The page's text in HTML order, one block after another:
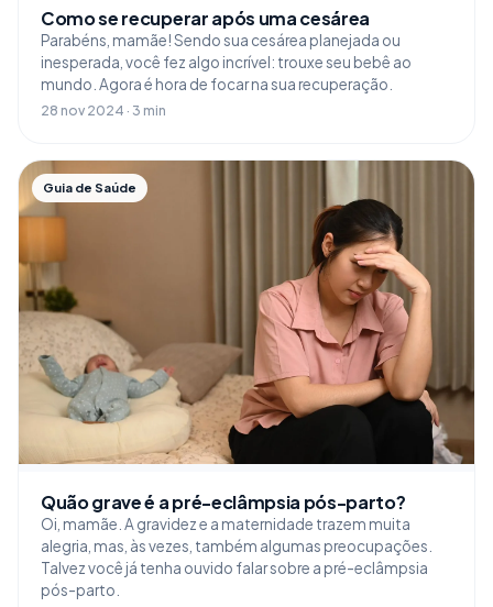
Como se recuperar após uma cesárea
Parabéns, mamãe! Sendo sua cesárea planejada ou
inesperada, você fez algo incrível: trouxe seu bebê ao
mundo. Agora é hora de focar na sua recuperação.
28 nov 2024 · 3 min
Guia de Saúde
Quão grave é a pré-eclâmpsia pós-parto?
Oi, mamãe. A gravidez e a maternidade trazem muita
alegria, mas, às vezes, também algumas preocupações.
Talvez você já tenha ouvido falar sobre a pré-eclâmpsia
pós-parto.